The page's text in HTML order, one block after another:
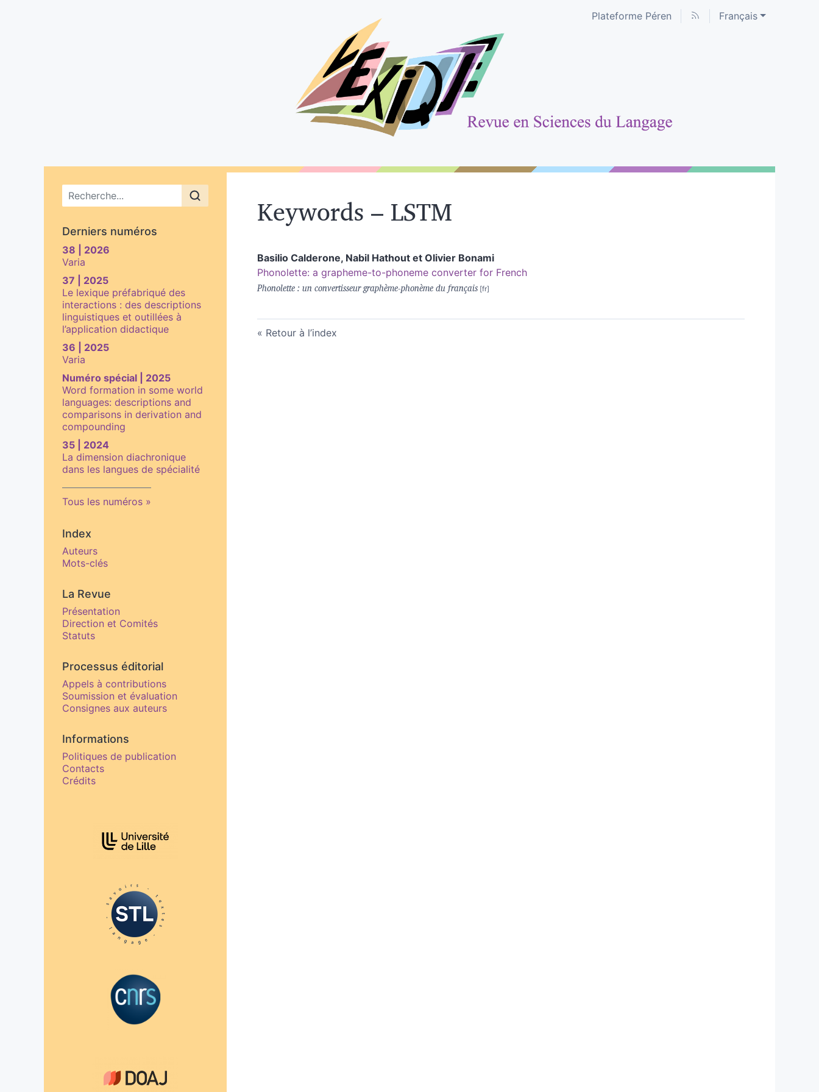
Plateforme Péren Français
Menu principal
Derniers numéros
38 | 2026
Varia
37 | 2025
Le lexique préfabriqué des
interactions : des descriptions
linguistiques et outillées à
l’application didactique
36 | 2025
Varia
Numéro spécial | 2025
Word formation in some world
languages: descriptions and
comparisons in derivation and
compounding
35 | 2024
La dimension diachronique
dans les langues de spécialité
Tous les numéros
Index
Auteurs
Mots-clés
La Revue
Présentation
Direction et Comités
Statuts
Processus éditorial
Appels à contributions
Soumission et évaluation
Consignes aux auteurs
Informations
Politiques de publication
Contacts
Crédits
Keywords – LSTM
Basilio Calderone, Nabil Hathout et Olivier Bonami
Phonolette: a grapheme-to-phoneme converter for French
Phonolette : un convertisseur graphème-phonème du français
Retour à l’index